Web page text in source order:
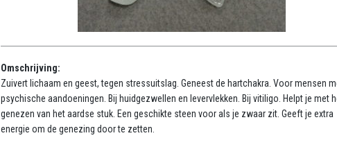
Omschrijving:
Zuivert lichaam en geest, tegen stressuitslag. Geneest de hartchakra. Voor mensen
psychische aandoeningen. Bij huidgezwellen en levervlekken. Bij vitiligo. Helpt je met
genezen van het aardse stuk. Een geschikte steen voor als je zwaar zit. Geeft je extra
energie om de genezing door te zetten.